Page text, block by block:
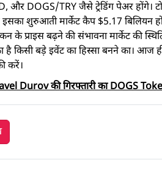
और DOGS/TRY जैसे ट्रेडिंग पेअर होंगे।
शुरुआती मार्केट कैप $5.17 बिलियन
के प्राइस बढ़ने की संभावना मार्केट की
है किसी बड़े इवेंट का हिस्सा बनने का।
करें।
Durov की गिरफ्तारी का DOGS